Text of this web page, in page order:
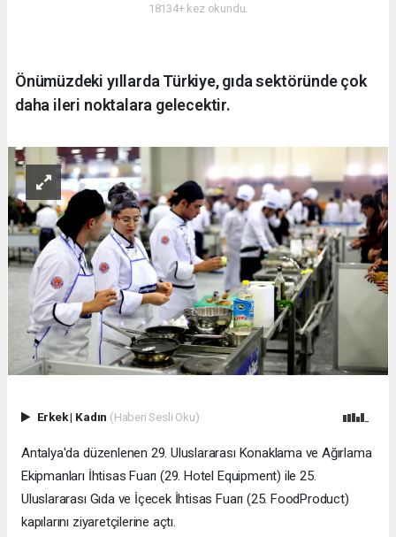
18134+ kez okundu.
Önümüzdeki yıllarda Türkiye, gıda sektöründe çok
daha ileri noktalara gelecektir.
Erkek| Kadın (Haberi Sesli Oku)
​Antalya'da düzenlenen 29. Uluslararası Konaklama ve Ağırlama
Ekipmanları İhtisas Fuarı (29. Hotel Equipment) ile 25.
Uluslararası Gıda ve İçecek İhtisas Fuarı (25. FoodProduct)
kapılarını ziyaretçilerine açtı.